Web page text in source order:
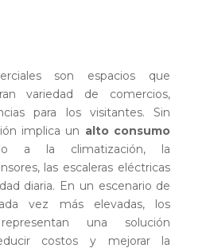
son espacios que
variedad de comercios,
para los visitantes. Sin
implica un alto consumo
a la climatización, la
las escaleras eléctricas
diaria. En un escenario de
vez más elevadas, los
una solución
costos y mejorar la